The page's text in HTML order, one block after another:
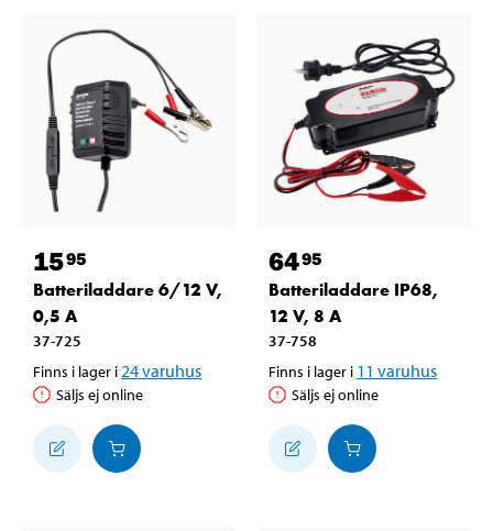
1595
Batteriladdare 6/12 V,
0,5 A
37-725
Finns i lager i 24varuhus
Säljs ej online
6495
Batteriladdare IP68,
12 V, 8 A
37-758
Finns i lager i 11 varuhus
Säljs ej online